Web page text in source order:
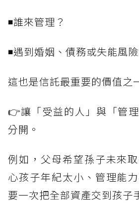
◾誰來管理？
◾遇到婚姻、債務或失能風
這也是信託最重要的價值之
👉讓「受益的人」與「管
分開。
例如，父母希望孫子未來
心孩子年紀太小、管理能
要一次把全部資產交到孩子